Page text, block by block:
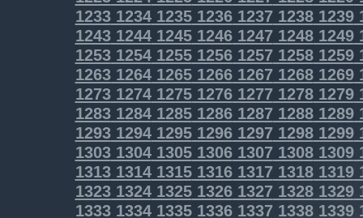
1233123412351236123712381239
1243124412451246124712481249
1253125412551256125712581259
1263126412651266126712681269
1273127412751276127712781279
1283128412851286128712881289
1293129412951296129712981299
1303130413051306130713081309
1313131413151316131713181319
1323132413251326132713281329
1333133413351336133713381339